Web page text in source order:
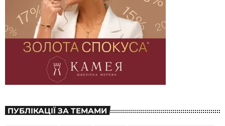
ПУБЛІКАЦІЇ ЗА ТЕМАМИ